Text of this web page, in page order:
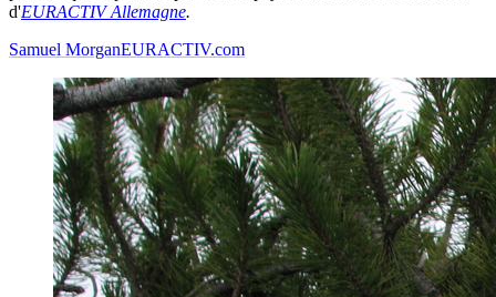
d'EURACTIV Allemagne.
Samuel MorganEURACTIV.com